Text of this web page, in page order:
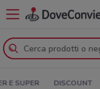
E SUPER DISCOUNT